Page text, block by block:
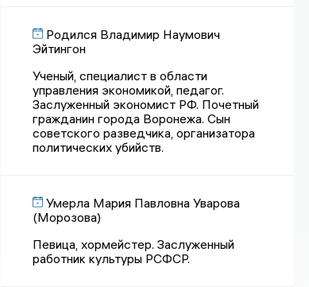
Родился Владимир Наумович
Эйтингон
Ученый, специалист в области
управления экономикой, педагог.
Заслуженный экономист РФ. Почетный
гражданин города Воронежа. Сын
советского разведчика, организатора
политических убийств.
Умерла Мария Павловна Уварова
(Морозова)
Певица, хормейстер. Заслуженный
работник культуры РСФСР.